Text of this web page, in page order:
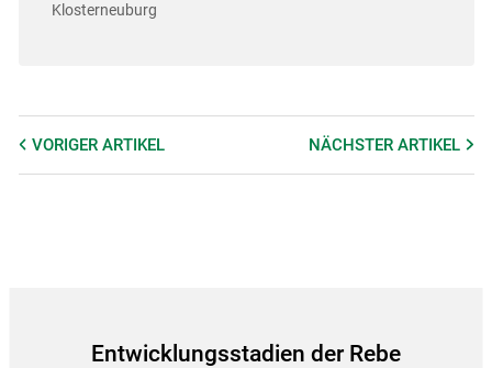
Klosterneuburg
VORIGER ARTIKEL NÄCHSTERARTIKEL
Entwicklungsstadien der Rebe